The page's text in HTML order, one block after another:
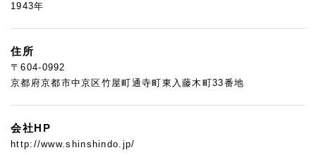
1943年
住所
〒604-0992
京都府京都市中京区竹屋町通寺町東入藤木町33番地
会社HP
http://www.shinshindo.jp/